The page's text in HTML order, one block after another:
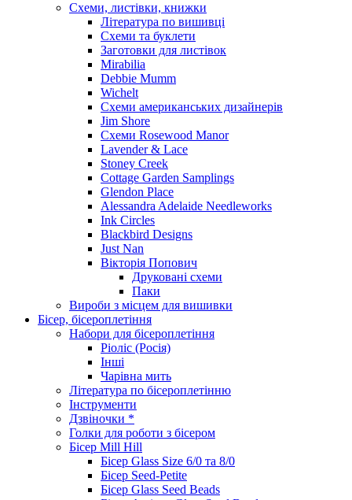
Схеми, листівки, книжки
Література по вишивці
Схеми та буклети
Заготовки для листівок
Mirabilia
Debbie Mumm
Wichelt
Схеми американських дизайнерів
Jim Shore
Cхеми Rosewood Manor
Lavender & Lace
Stoney Creek
Cottage Garden Samplings
Glendon Place
Alessandra Adelaide Needleworks
Ink Circles
Blackbird Designs
Just Nan
Вікторія Попович
Друковані схеми
Паки
Вироби з місцем для вишивки
Бісер, бісероплетіння
Набори для бісероплетіння
Ріоліс (Росія)
Інші
Чарівна мить
Література по бісероплетінню
Інструменти
Дзвіночки *
Голки для роботи з бісером
Бісер Mill Hill
Бісер Glass Size 6/0 та 8/0
Бісер Seed-Petite
Бісер Glass Seed Beads